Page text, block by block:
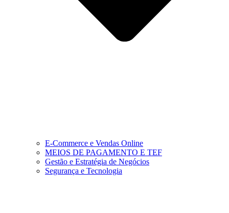
E-Commerce e Vendas Online
MEIOS DE PAGAMENTO E TEF
Gestão e Estratégia de Negócios
Segurança e Tecnologia